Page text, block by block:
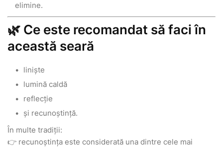
elimine.
🌿 Ce este recomandat să faci în
această seară
liniște
lumină caldă
reflecție
și recunoștință.
În multe tradiții:
👉 recunoștința este considerată una dintre cele mai